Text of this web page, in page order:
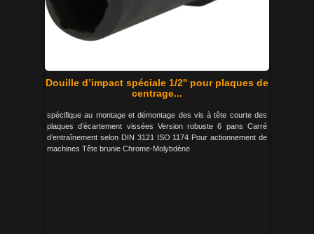
Douille d’impact spéciale 1/2'' pour plaques de
centrage...
spécifique au montage et démontage des vis à tête courte des
plaques d’écartement vissées Version robuste 6 pans Carré
d’entraînement selon DIN 3121 ISO 1174 Pour actionnement de
machines Tête brunie Chrome-Molybdène